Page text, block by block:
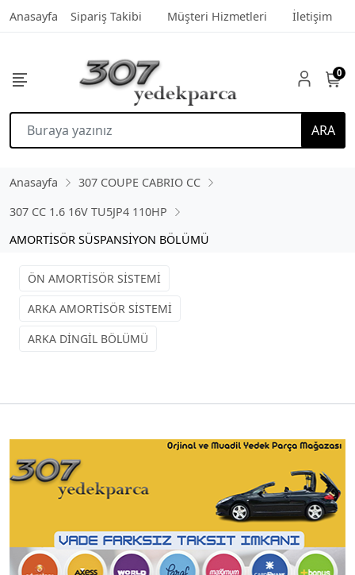
Anasayfa Sipariş Takibi Müşteri Hizmetleri İletişim
ARA
0
Anasayfa
307 COUPE CABRIO CC
307 CC 1.6 16V TU5JP4 110HP
AMORTİSÖR SÜSPANSİYON BÖLÜMÜ
ÖN AMORTİSÖR SİSTEMİ
ARKA AMORTİSÖR SİSTEMİ
ARKA DİNGİL BÖLÜMÜ